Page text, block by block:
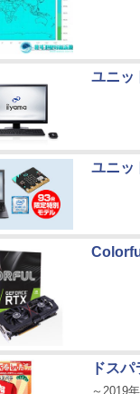
ユニッ
ユニッ
ドス
～2019